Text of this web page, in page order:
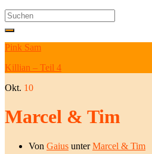
Search
for:
Pink Sam
Killian – Teil 4
Okt. 10
Marcel & Tim
Von Gaius unterMarcel & Tim